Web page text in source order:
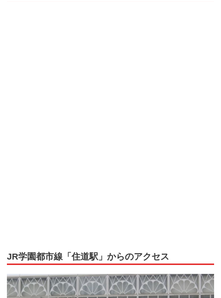
JR学園都市線「住道駅」からのアクセス